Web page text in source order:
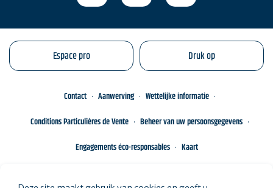
Espace pro Druk op
Contact Aanwerving
Wettelijke informatie
Conditions Particulières de Vente
Beheer van uw persoonsgegevens
Engagements éco-responsables
Kaart